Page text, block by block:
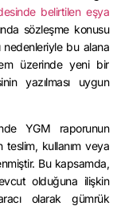
belirtilen eşya
sözleşme konusu
nedenleriyle bu alana
üzerinde yeni bir
yazılması uygun
YGM raporunun
teslim, kullanım veya
Bu kapsamda,
olduğuna ilişkin
olarak gümrük